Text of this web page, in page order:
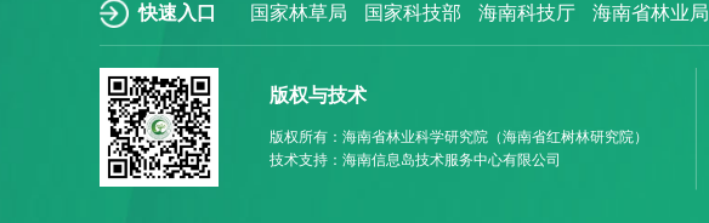
快速入口 国家林草局 国家科技部 海南科技厅 海南省林业局
版权与技术
版权所有：海南省林业科学研究院（海南省红树林研究院）
技术支持：海南信息岛技术服务中心有限公司